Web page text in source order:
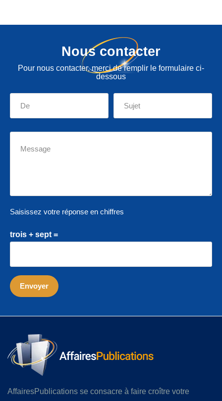
Nous contacter
Pour nous contacter, merci de remplir le formulaire ci-
dessous
Saisissez votre réponse en chiffres
trois + sept =
AffairesPublications se consacre à faire croître votre